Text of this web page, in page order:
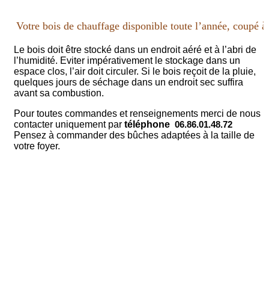
Votre bois de chauffage disponible toute l’année, coupé
Le bois doit être stocké dans un endroit aéré et à l’abri de
l’humidité. Eviter impérativement le stockage dans un
espace clos, l’air doit circuler. Si le bois reçoit de la pluie,
quelques jours de séchage dans un endroit sec suffira
avant sa combustion.
Pour toutes commandes et renseignements merci de nous
contacter uniquement par téléphone 06.86.01.48.72
Pensez à commander des bûches adaptées à la taille de
votre foyer.